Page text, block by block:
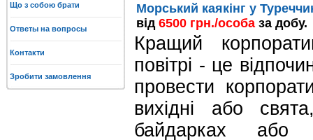
Що з собою брати
Ответы на вопросы
Контакти
Зробити замовлення
Морський каякінг у
від 6500 грн./особа за добу.
Кращий
повітрі - це
провести
вихідні або
байдарках